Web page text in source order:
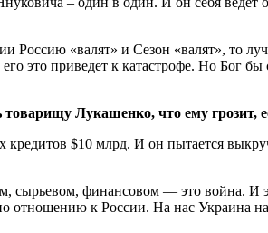
Россию «валят» и Сезон «валят», то
это приведет к катастрофе. Но Бог
Лукашенко, что ему грозит,
кредитов $10 млрд. И он пытается
сырьевом, финансовом — это война.
к России. На нас Украина